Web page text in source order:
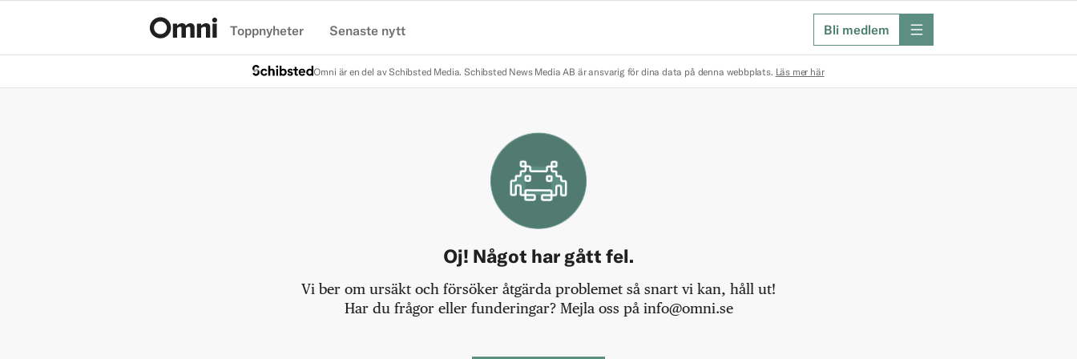
Toppnyheter Senaste nytt Bli medlem meny
Omni är en del av Schibsted Media. Schibsted News Media AB är ansvarig för dina data på denna webbplats. Läs mer här
Oj! Något har gått fel.
Vi ber om ursäkt och försöker åtgärda problemet så snart vi kan, håll ut!
Har du frågor eller funderingar? Mejla oss på info@omni.se